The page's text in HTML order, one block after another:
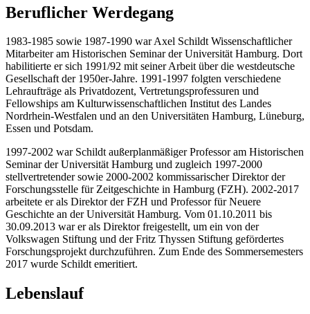
Beruflicher Werdegang
1983-1985 sowie 1987-1990 war Axel Schildt Wissenschaftlicher
Mitarbeiter am Historischen Seminar der Universität Hamburg. Dort
habilitierte er sich 1991/92 mit seiner Arbeit über die westdeutsche
Gesellschaft der 1950er-Jahre. 1991-1997 folgten verschiedene
Lehraufträge als Privatdozent, Vertretungsprofessuren und
Fellowships am Kulturwissenschaftlichen Institut des Landes
Nordrhein-Westfalen und an den Universitäten Hamburg, Lüneburg,
Essen und Potsdam.
1997-2002 war Schildt außerplanmäßiger Professor am Historischen
Seminar der Universität Hamburg und zugleich 1997-2000
stellvertretender sowie 2000-2002 kommissarischer Direktor der
Forschungsstelle für Zeitgeschichte in Hamburg (FZH). 2002-2017
arbeitete er als Direktor der FZH und Professor für Neuere
Geschichte an der Universität Hamburg. Vom 01.10.2011 bis
30.09.2013 war er als Direktor freigestellt, um ein von der
Volkswagen Stiftung und der Fritz Thyssen Stiftung gefördertes
Forschungsprojekt durchzuführen. Zum Ende des Sommersemesters
2017 wurde Schildt emeritiert.
Lebenslauf